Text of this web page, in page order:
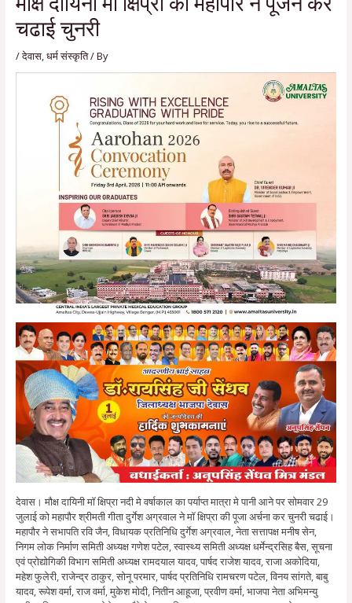
चढाई चुनरी
/देवास, धर्म संस्कृति/ By
देवास। मौक्ष दायिनी मॉ क्षिप्रा नदी मे वर्षाकाल का पर्याप्त मात्रा मे पानी आने पर सोमवार 29
जुलाई को महापौर श्रीमती गीता दुर्गेश अग्रवाल ने मॉ क्षिप्रा की पूजा अर्चना कर चुनरी चढाई।
महापौर ने सभापति रवि जैन, विधायक प्रतिनिधि दुर्गेश अग्रवाल, नेता सत्तापक्ष मनीष सेन,
निगम लोक निर्माण समिती अध्यक्ष गणेश पटेल, स्वास्थ्य समिती अध्यक्ष धर्मेन्द्रसिह बैस, सूचना
एवं प्रोद्योगिकी विभाग समिती अध्यक्ष रामदयाल यादव, पार्षद राजेश यादव, राजा अकोदिया,
महेश फुलेरी, राजेन्द्र ठाकुर, सोनू परमार, पार्षद प्रतिनिधि रामचरण पटेल, विनय सांगते, बाबु
यादव, रूपेश वर्मा, राज वर्मा, मुकेश मोदी, नितीन आहूजा, प्रवीण वर्मा, भाजपा नेता अभिमन्यु